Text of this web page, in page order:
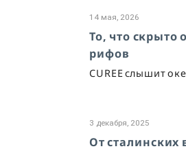
14 мая, 2026
То, что скрыто
рифов
CUREE слышит
3 декабря, 2025
От